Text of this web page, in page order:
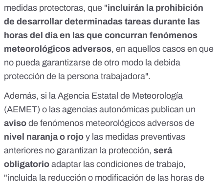
medidas protectoras, que "incluirán la prohibición
de desarrollar determinadas tareas durante las
horas del día en las que concurran fenómenos
meteorológicos adversos, en aquellos casos en que
no pueda garantizarse de otro modo la debida
protección de la persona trabajadora".
Además, si la Agencia Estatal de Meteorología
(AEMET) o las agencias autonómicas publican un
aviso de fenómenos meteorológicos adversos de
nivel naranja o rojo y las medidas preventivas
anteriores no garantizan la protección, será
obligatorio adaptar las condiciones de trabajo,
"incluida la reducción o modificación de las horas de